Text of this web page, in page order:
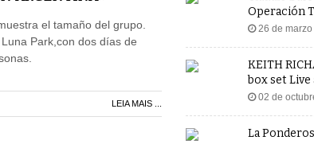
el tamaño del grupo.
Park,con dos días de
LEIA MAIS ...
Operación
26 de marzo
KEITH
box set
02 de
La